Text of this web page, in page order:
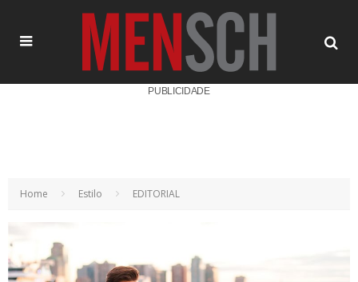
PUBLICIDADE
Home Estilo EDITORIAL